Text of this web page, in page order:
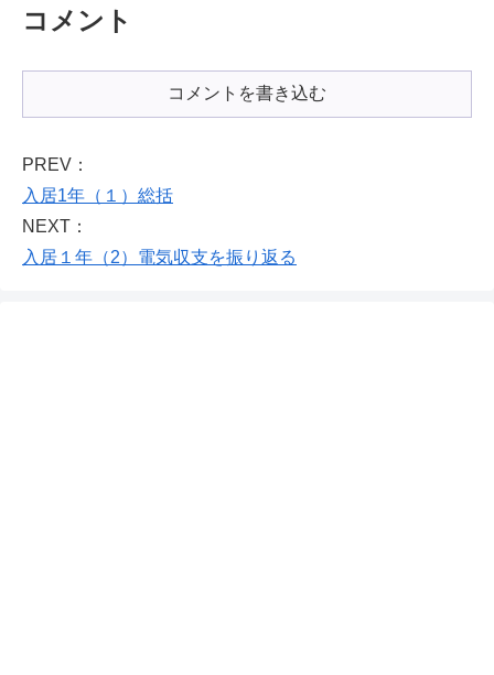
コメント
コメントを書き込む
PREV：
入居1年（１）総括
NEXT：
入居１年（2）電気収支を振り返る